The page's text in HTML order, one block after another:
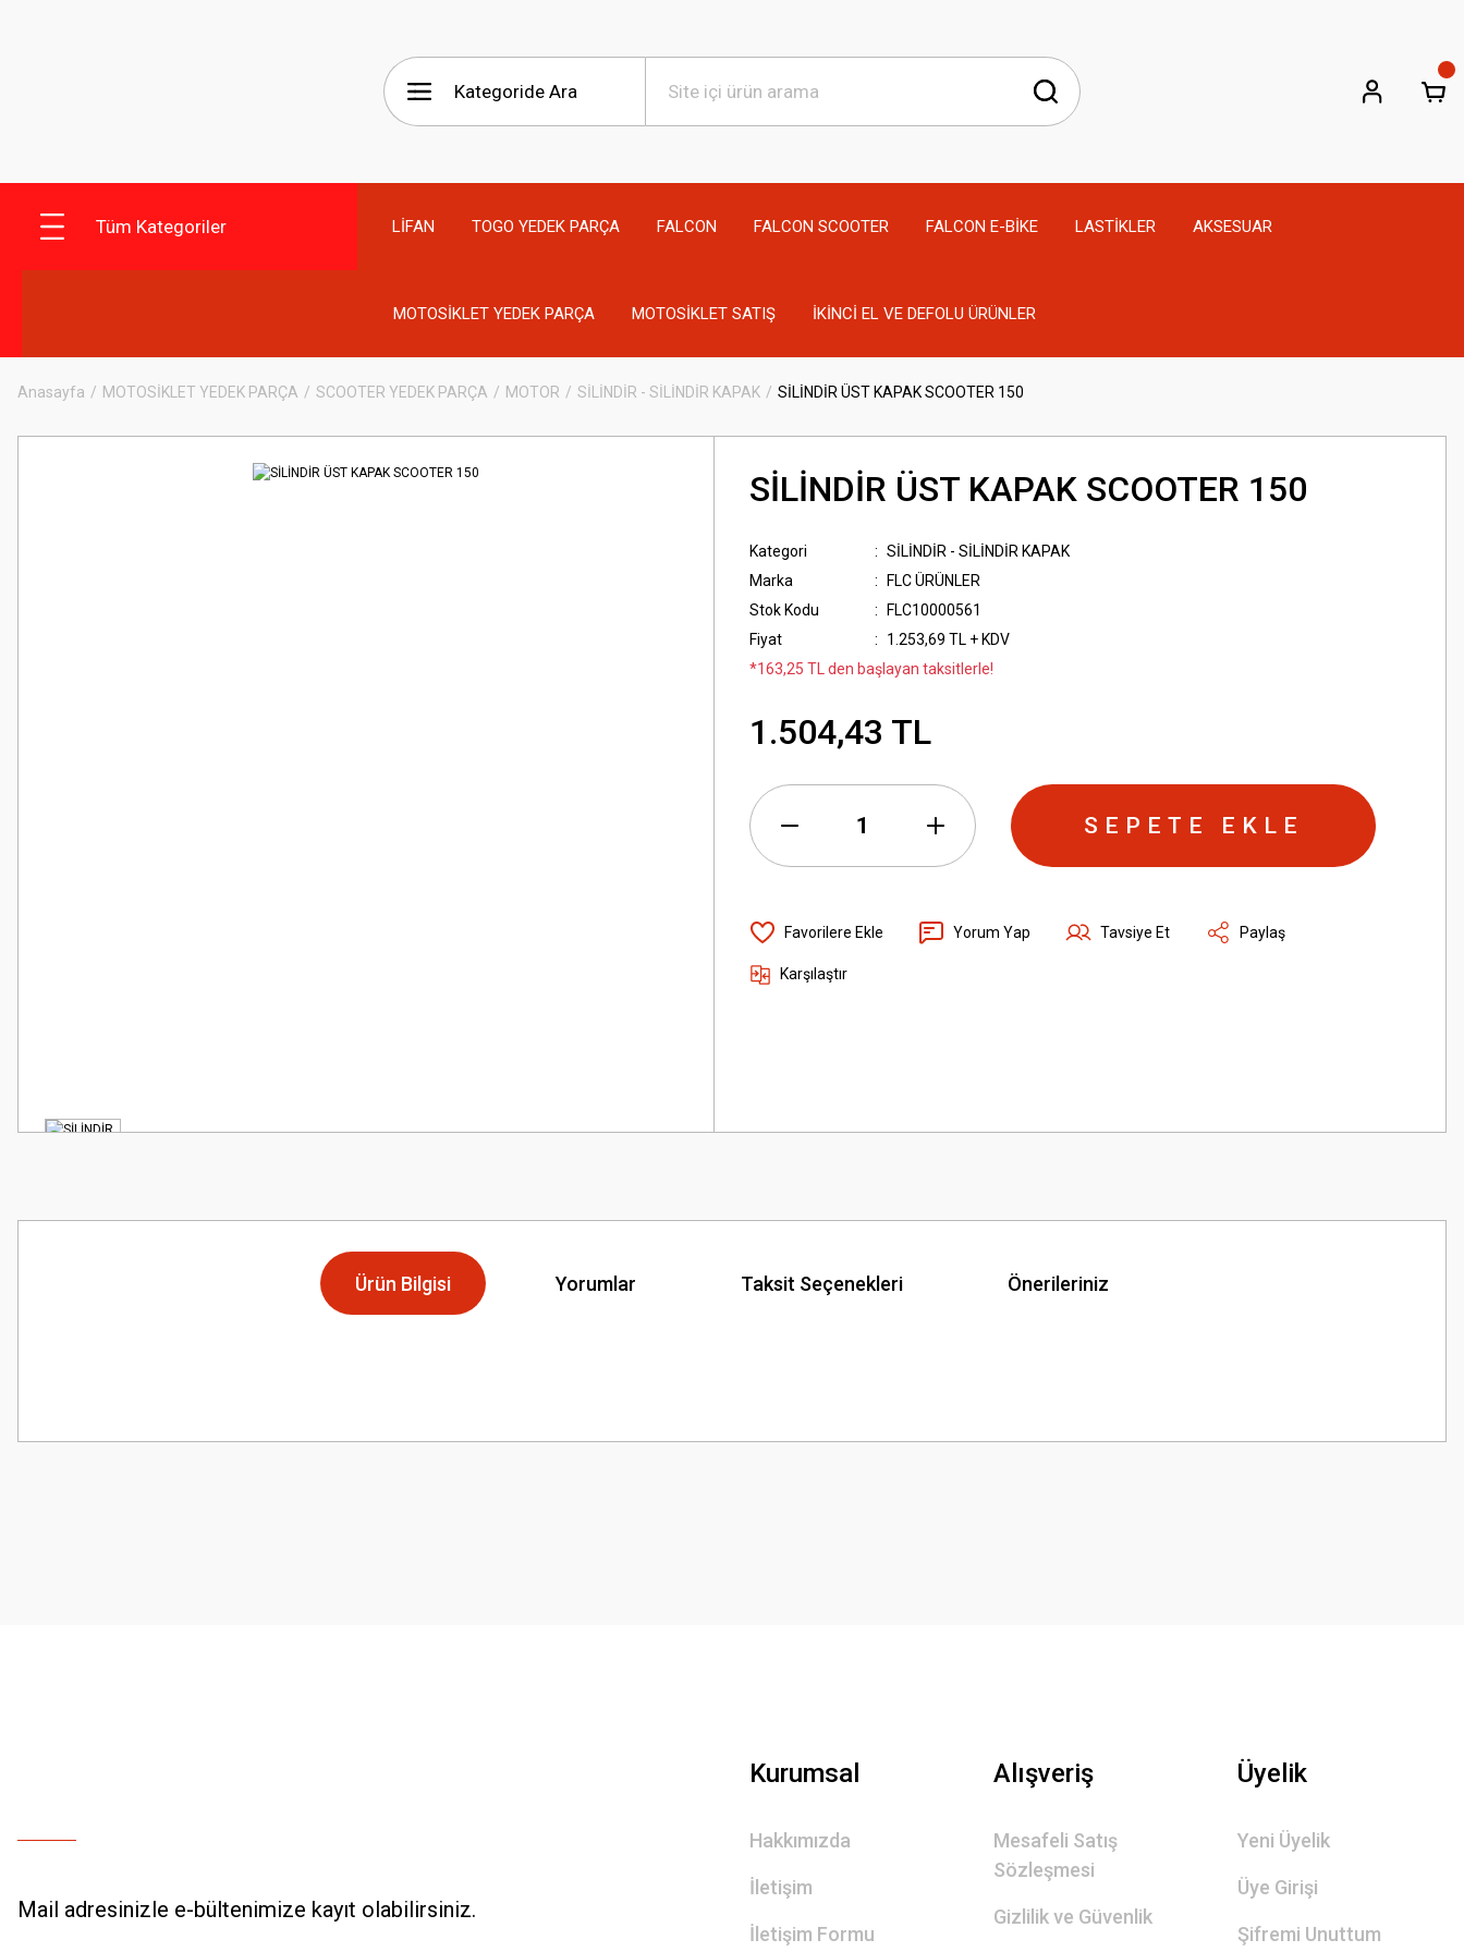
Tüm Kategoriler LİFAN TOGO YEDEK PARÇA FALCON FALCON SCOOTER FALCON E-BİKE LASTİKLER AKSESUAR
MOTOSİKLET YEDEK PARÇA MOTOSİKLET SATIŞ İKİNCİ EL VE DEFOLU ÜRÜNLER
Anasayfa MOTOSİKLET YEDEK PARÇA SCOOTER YEDEK PARÇA MOTOR SİLİNDİR - SİLİNDİR KAPAK SİLİNDİR ÜST KAPAK SCOOTER 150
SİLİNDİR ÜST KAPAK SCOOTER 150
Kategori
SİLİNDİR - SİLİNDİR KAPAK
Marka
FLC ÜRÜNLER
Stok Kodu
FLC10000561
Fiyat
1.253,69 TL + KDV
*163,25 TL den başlayan taksitlerle!
1.504,43 TL
SEPETE EKLE
Yorum Yap Tavsiye Et Paylaş
Karşılaştır
Ürün Bilgisi Yorumlar Taksit Seçenekleri Önerileriniz
Görüş ve önerileriniz için teşekkür ederiz.
Mail adresinizle e-bültenimize kayıt olabilirsiniz.
Kurumsal
Hakkımızda
İletişim
İletişim Formu
Alışveriş
Mesafeli Satış
Sözleşmesi
Gizlilik ve Güvenlik
Üyelik
Yeni Üyelik
Üye Girişi
Şifremi Unuttum